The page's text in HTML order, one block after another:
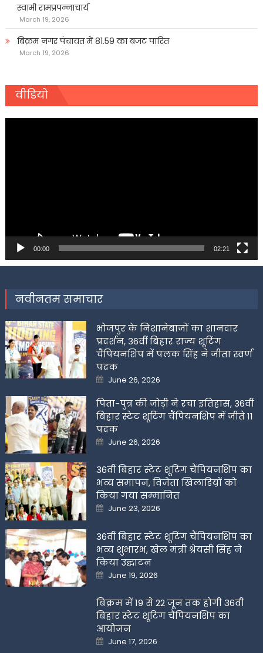
स्वामी रामप्रपन्नाचार्य
March 19, 2026
बिक्रम नगर पंचायत में 81.59 का बजट पारित
March 19, 2026
वीडियो
00:00 02:21
नवीनतम समाचार
भोजपुर के निशानेबाजों का शानदार
प्रदर्शन, 36वीं बिहार राज्य शूटिंग
चैंपियनशिप में पलक सिंह ने जीता स्वर्ण
पदक
Posted
on
June 26, 2026
पिता-पुत्र की जोड़ी ने रचा इतिहास, 36वीं
बिहार स्टेट शूटिंग चैंपियनशिप में जीते 11
पदक
Posted
on
June 26, 2026
36वीं बिहार स्टेट शूटिंग चैंपियनशिप का
भव्य समापन, विजेता खिलाडिय़ों को
किया गया सम्मानित
Posted
on
June 23, 2026
36वीं बिहार स्टेट शूटिंग चैंपियनशिप का
भव्य शुभारंभ, खेल मंत्री श्रेयसी सिंह ने
किया उद्घाटन
Posted
on
June 19, 2026
बिक्रम में 19 से 22 जून तक होगी 36वीं
बिहार स्टेट शूटिंग चैंपियनशिप का
आयोजन
Posted
on
June 17, 2026